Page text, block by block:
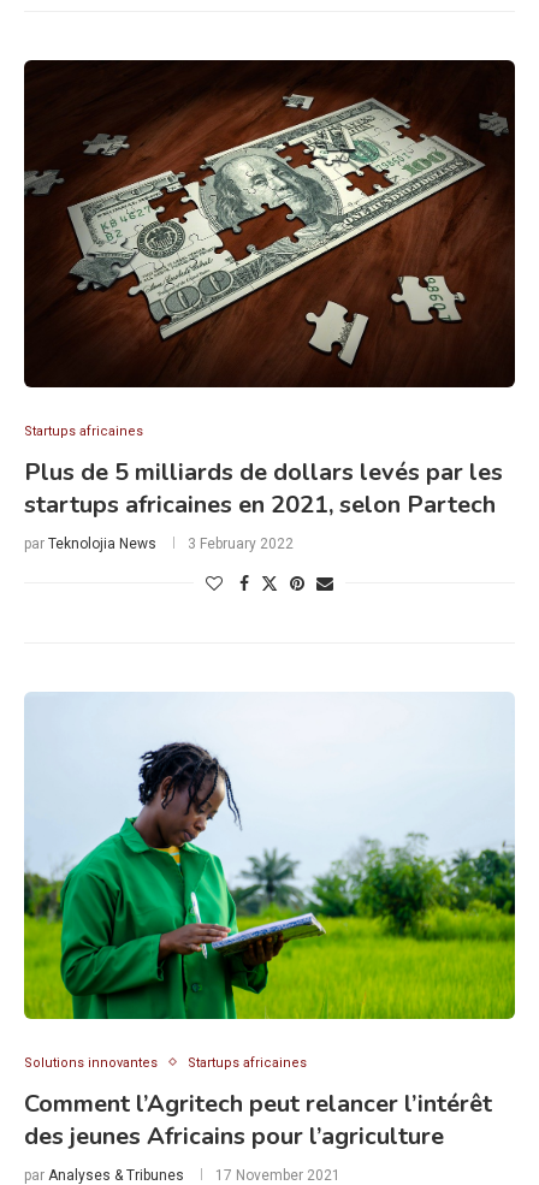
Startups africaines
Plus de 5 milliards de dollars levés par les
startups africaines en 2021, selon Partech
par Teknolojia News 3 February 2022
Solutions innovantes Startups africaines
Comment l’Agritech peut relancer l’intérêt
des jeunes Africains pour l’agriculture
par Analyses & Tribunes 17 November 2021